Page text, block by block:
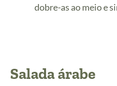
dobre-as ao meio e
Salada árabe